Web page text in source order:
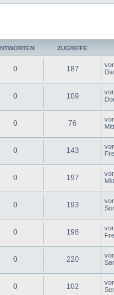
ZUGRIFFE
0 187
0 109
0 76
0 143
0 197
0 193
0 198
0 220
0 102